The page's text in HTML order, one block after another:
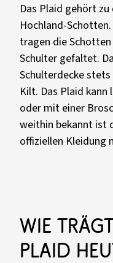
Das Plaid gehört
Hochland-
tragen die
Schulter gefaltet.
Schulterdecke
Kilt. Das Plaid kann
oder mit einer
weithin bekannt ist
offiziellen Kleidung
Wie
Plaid